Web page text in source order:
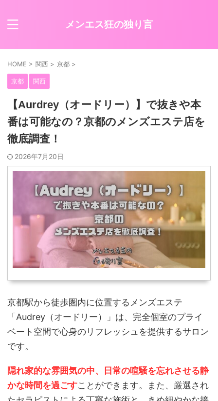
メンエス狂の独り言
HOME > 関西 > 京都 >
京都 関西
【Aurdrey（オードリー）】で抜きや本
番は可能なの？京都のメンズエステ店を
徹底調査！
2026年7月20日
京都駅から徒歩圏内に位置するメンズエステ
「Audrey（オードリー）」は、完全個室のプライ
ベート空間で心身のリフレッシュを提供するサロン
です。
隠れ家的な雰囲気の中、日常の喧騒を忘れさせる静
かな時間を過ごすことができます。
また、厳選され